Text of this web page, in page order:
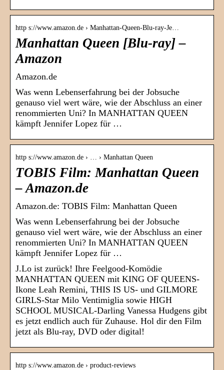
http s://www.amazon.de › Manhattan-Queen-Blu-ray-Je…
Manhattan Queen [Blu-ray] –
Amazon
Amazon.de
Was wenn Lebenserfahrung bei der Jobsuche
genauso viel wert wäre, wie der Abschluss an einer
renommierten Uni? In MANHATTAN QUEEN
kämpft Jennifer Lopez für …
http s://www.amazon.de › … › Manhattan Queen
TOBIS Film: Manhattan Queen
– Amazon.de
Amazon.de: TOBIS Film: Manhattan Queen
Was wenn Lebenserfahrung bei der Jobsuche
genauso viel wert wäre, wie der Abschluss an einer
renommierten Uni? In MANHATTAN QUEEN
kämpft Jennifer Lopez für …
J.Lo ist zurück! Ihre Feelgood-Komödie
MANHATTAN QUEEN mit KING OF QUEENS-
Ikone Leah Remini, THIS IS US- und GILMORE
GIRLS-Star Milo Ventimiglia sowie HIGH
SCHOOL MUSICAL-Darling Vanessa Hudgens gibt
es jetzt endlich auch für Zuhause. Hol dir den Film
jetzt als Blu-ray, DVD oder digital!
http s://www.amazon.de › product-reviews